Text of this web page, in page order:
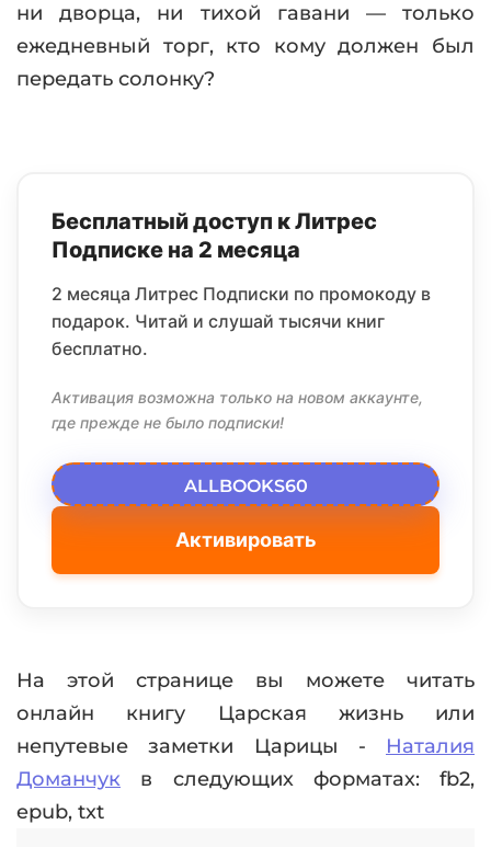
ни дворца, ни тихой гавани — только
ежедневный торг, кто кому должен был
передать солонку?
Бесплатный доступ к Литрес
Подписке на 2 месяца
2 месяца Литрес Подписки по промокоду в
подарок. Читай и слушай тысячи книг
бесплатно.
Активация возможна только на новом аккаунте,
где прежде не было подписки!
ALLBOOKS60
Активировать
На этой странице вы можете читать
онлайн книгу Царская жизнь или
непутевые заметки Царицы - Наталия
Доманчук в следующих форматах: fb2,
epub, txt